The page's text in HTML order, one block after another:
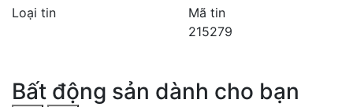
Loại tin
Mã tin
215279
Bất động sản dành cho bạn